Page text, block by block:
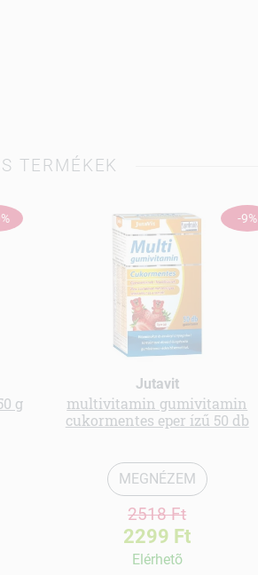
TERMÉKEK
g
-9%
Jutavit
multivitamin gumivitamin
cukormentes eper ízű 50 db
MEGNÉZEM
2518 Ft
2299 Ft
Elérhetõ